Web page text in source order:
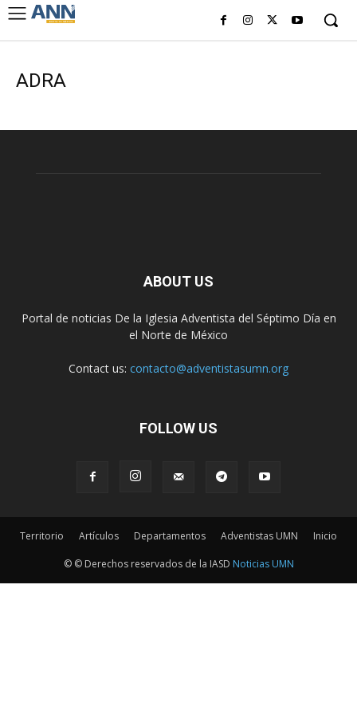
ADRA
ABOUT US
Portal de noticias De la Iglesia Adventista del Séptimo Día en
el Norte de México
Contact us: contacto@adventistasumn.org
FOLLOW US
Territorio Artículos Departamentos Adventistas UMN Inicio
© © Derechos reservados de la IASD Noticias UMN